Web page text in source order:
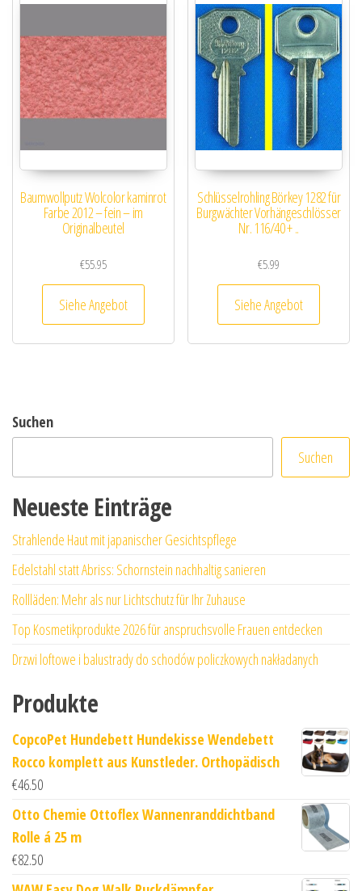
Baumwollputz Wolcolor kaminrot
Farbe 2012 – fein – im
Originalbeutel
€55.95
Siehe Angebot
Schlüsselrohling Börkey 1282 für
Burgwächter Vorhängeschlösser
Nr. 116/40 + ..
€5.99
Siehe Angebot
Suchen
Suchen
Neueste Einträge
Strahlende Haut mit japanischer Gesichtspflege
Edelstahl statt Abriss: Schornstein nachhaltig sanieren
Rollläden: Mehr als nur Lichtschutz für Ihr Zuhause
Top Kosmetikprodukte 2026 für anspruchsvolle Frauen entdecken
Drzwi loftowe i balustrady do schodów policzkowych nakładanych
Produkte
CopcoPet Hundebett Hundekisse Wendebett
Rocco komplett aus Kunstleder. Orthopädisch
€46.50
Otto Chemie Ottoflex Wannenranddichtband
Rolle á 25 m
€82.50